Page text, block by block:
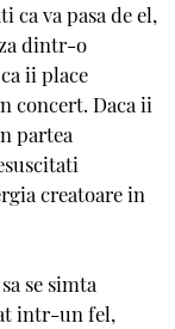
ca va pasa de el,
dintr-o
ii place
concert. Daca ii
partea
creatoare in
se simta
intr-un fel,